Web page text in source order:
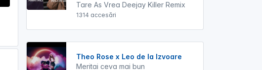
Tare As Vrea Deejay Killer Remix
1314 accesări
Theo Rose x Leo de la Izvoare
Meritai ceva mai bun